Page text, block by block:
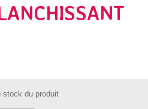
stock du produit